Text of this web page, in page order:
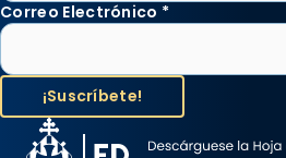
Correo Electrónico *